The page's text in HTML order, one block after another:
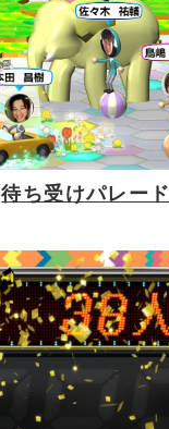
待ち受けパレード